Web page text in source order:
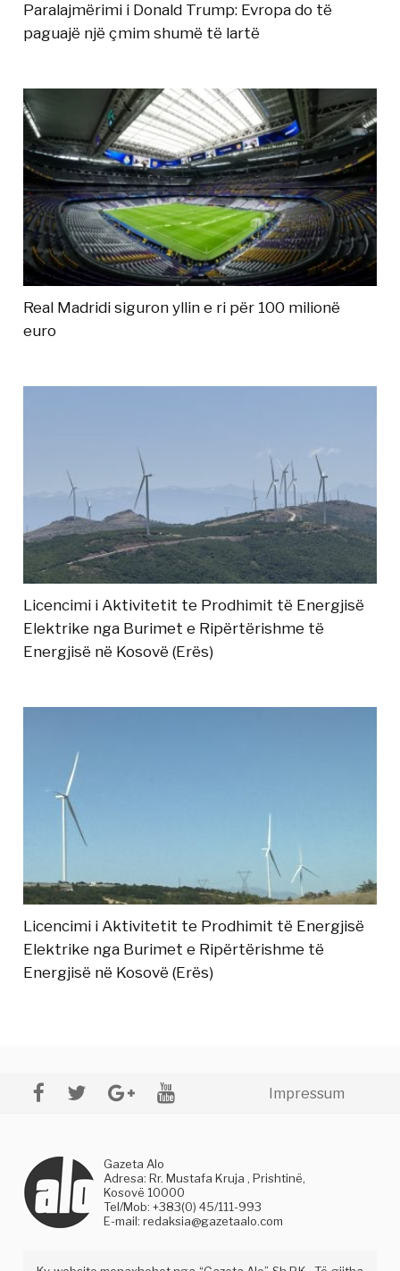
Paralajmërimi i Donald Trump: Evropa do të
paguajë një çmim shumë të lartë
Real Madridi siguron yllin e ri për 100 milionë
euro
Licencimi i Aktivitetit te Prodhimit të Energjisë
Elektrike nga Burimet e Ripërtërishme të
Energjisë në Kosovë (Erës)
Licencimi i Aktivitetit te Prodhimit të Energjisë
Elektrike nga Burimet e Ripërtërishme të
Energjisë në Kosovë (Erës)
Impressum
Gazeta Alo
Adresa: Rr. Mustafa Kruja , Prishtinë,
Kosovë 10000
Tel/Mob: +383(0) 45/111-993
E-mail:redaksia@gazetaalo.com